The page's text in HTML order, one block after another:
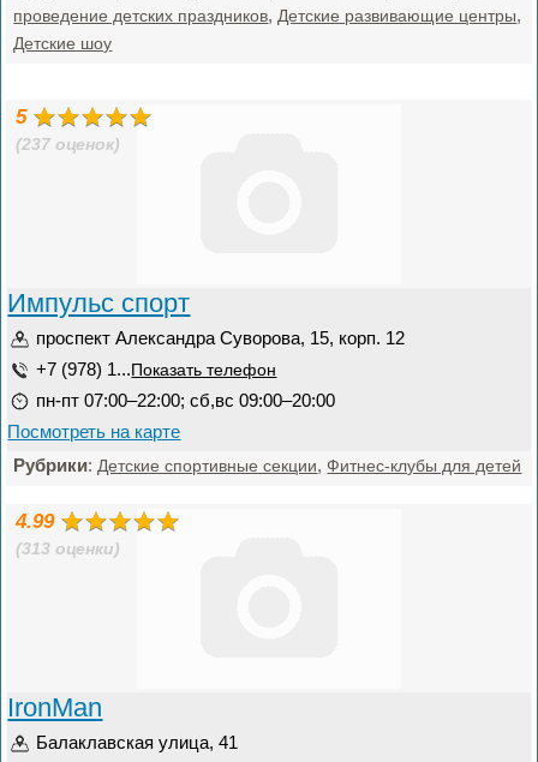
проведение детских праздников, Детские развивающие центры,
Детские шоу
5
(237 оценок)
Импульс спорт
проспект Александра Суворова, 15, корп. 12
+7 (978) 1... Показать телефон
пн-пт 07:00–22:00; сб,вс 09:00–20:00
Посмотреть на карте
Рубрики: Детские спортивные секции,Фитнес-клубы для детей
4.99
(313 оценки)
IronMan
Балаклавская улица, 41